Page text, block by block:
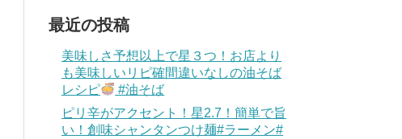
最近の投稿
美味しさ予想以上で星３つ！お店より
も美味しいリピ確間違いなしの油そば
レシピ
#油そば
ピリ辛がアクセント！星2.7！簡単で旨
い！創味シャンタンつけ麺#ラーメン#